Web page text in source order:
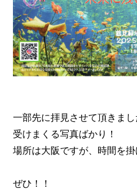
一部先に拝見させて頂きま
受けまくる写真ばかり！
場所は大阪ですが、時間を
ぜひ！！